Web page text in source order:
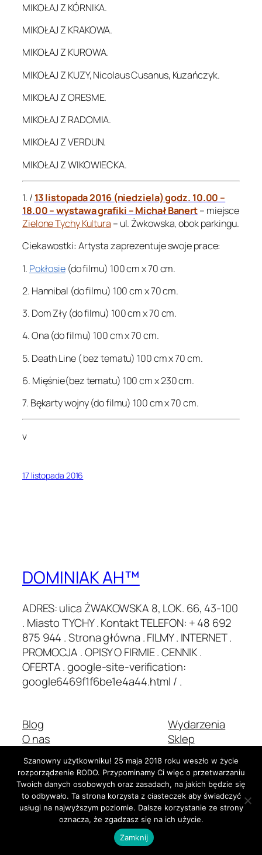
MIKOŁAJ Z KÓRNIKA.
MIKOŁAJ Z KRAKOWA.
MIKOŁAJ Z KUROWA.
MIKOŁAJ Z KUZY, Nicolaus Cusanus, Kuzańczyk.
MIKOŁAJ Z ORESME.
MIKOŁAJ Z RADOMIA.
MIKOŁAJ Z VERDUN.
MIKOŁAJ Z WIKOWIECKA.
1. / 13 listopada 2016 (niedziela) godz. 10.00 –
18.00 – wystawa grafiki – Michał Banert– miejsce
Zielone Tychy Kultura – ul. Żwkowska, obok parkingu.
Ciekawostki: Artysta zaprezentuje swoje prace:
1. Pokłosie(do filmu) 100 cm x 70 cm.
2. Hannibal (do filmu) 100 cm x 70 cm.
3. Dom Zły (do filmu) 100 cm x 70 cm.
4. Ona (do filmu) 100 cm x 70 cm.
5. Death Line ( bez tematu) 100 cm x 70 cm.
6. Mięśnie(bez tematu) 100 cm x 230 cm.
7. Bękarty wojny (do filmu) 100 cm x 70 cm.
v
17 listopada 2016
DOMINIAK AH™
ADRES: ulica ŻWAKOWSKA 8, LOK. 66, 43-100
. Miasto TYCHY . Kontakt TELEFON: + 48 692
875 944 . Strona główna . FILMY . INTERNET .
PROMOCJA . OPISY O FIRMIE . CENNIK .
OFERTA . google-site-verification:
google6469f1f6be1e4a44.html / .
Blog
O nas
Autorzy
Wydarzenia
Sklep
Motywy
Dwadzieścia Dwadzieścia-Pięć Stworzone zWordPress
Szanowny użytkowniku! 25 maja 2018 roku weszło w życie
rozporządzenie RODO. Przypominamy Ci więc o przetwarzaniu
Twoich danych osobowych oraz zasadach, na jakich będzie się
to odbywało. Ta strona korzysta z ciasteczek aby świadczyć
usługi na najwyższym poziomie. Dalsze korzystanie ze strony
oznacza, że zgadzasz się na ich użycie.
Zamknij